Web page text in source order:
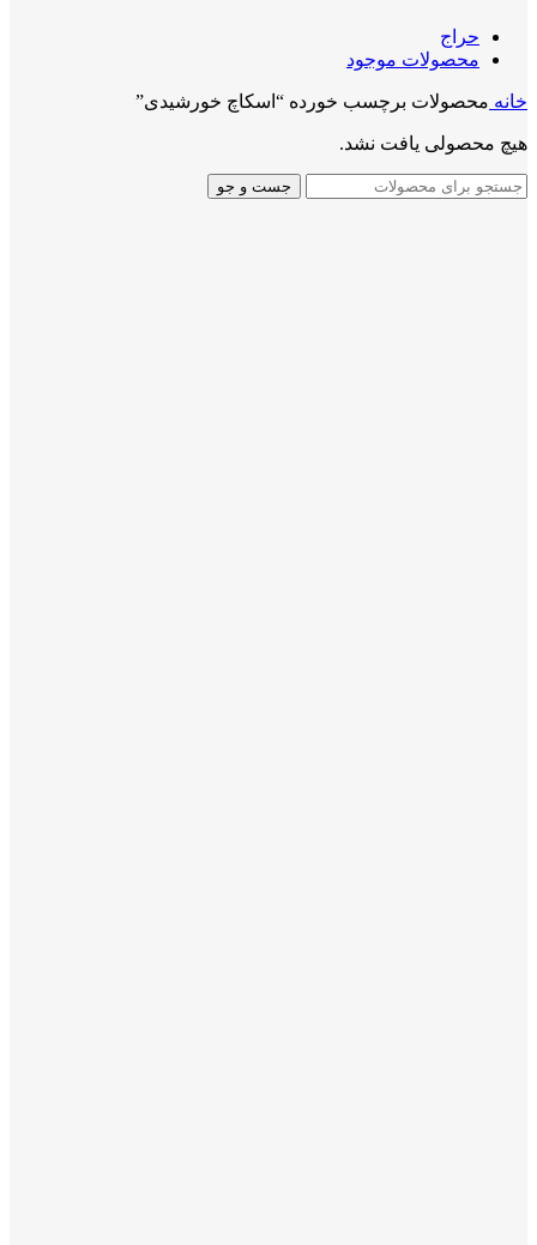
حراج
محصولات موجود
خانه محصولات برچسب خورده “اسکاچ خورشیدی”
هیچ محصولی یافت نشد.
جست و جو